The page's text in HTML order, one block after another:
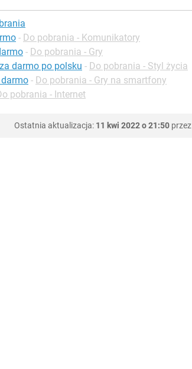
- Do pobrania - Komunikatory
- Do pobrania - Gry
darmo po polsku - Do pobrania - Styl życia
- Do pobrania - Gry na smartfony
pobrania - Internet
Ostatnia aktualizacja: 11 kwi 2022 o 21:50 przez